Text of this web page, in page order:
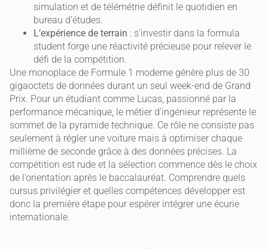
simulation et de télémétrie définit le quotidien en
bureau d’études.
L’expérience de terrain : s’investir dans la formula
student forge une réactivité précieuse pour relever le
défi de la compétition.
Une monoplace de Formule 1 moderne génère plus de 30
gigaoctets de données durant un seul week-end de Grand
Prix. Pour un étudiant comme Lucas, passionné par la
performance mécanique, le métier d’ingénieur représente le
sommet de la pyramide technique. Ce rôle ne consiste pas
seulement à régler une voiture mais à optimiser chaque
millième de seconde grâce à des données précises. La
compétition est rude et la sélection commence dès le choix
de l’orientation après le baccalauréat. Comprendre quels
cursus privilégier et quelles compétences développer est
donc la première étape pour espérer intégrer une écurie
internationale.